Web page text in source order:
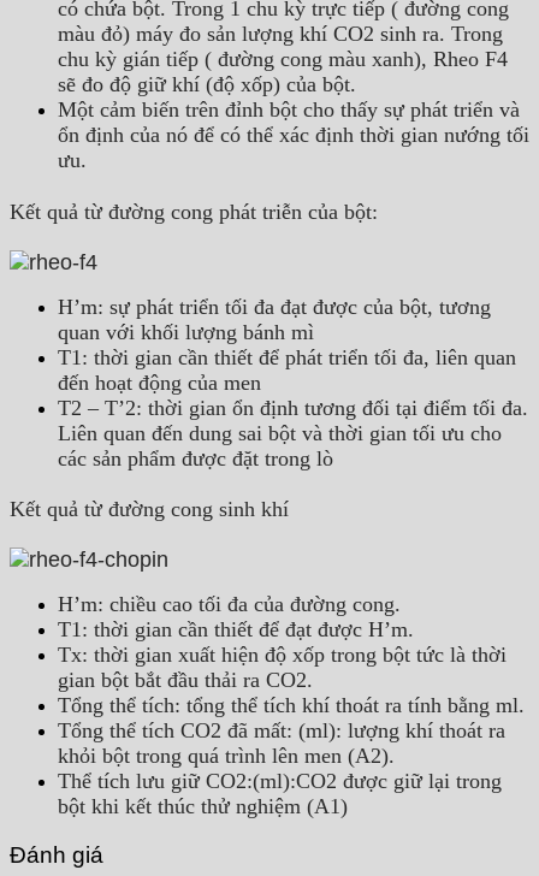
có chứa bột. Trong 1 chu kỳ trực tiếp ( đường cong
màu đỏ) máy đo sản lượng khí CO2 sinh ra. Trong
chu kỳ gián tiếp ( đường cong màu xanh), Rheo F4
sẽ đo độ giữ khí (độ xốp) của bột.
Một cảm biến trên đỉnh bột cho thấy sự phát triển và
ổn định của nó để có thể xác định thời gian nướng tối
ưu.
Kết quả từ đường cong phát triễn của bột:
H’m: sự phát triển tối đa đạt được của bột, tương
quan với khối lượng bánh mì
T1: thời gian cần thiết để phát triển tối đa, liên quan
đến hoạt động của men
T2 – T’2: thời gian ổn định tương đối tại điểm tối đa.
Liên quan đến dung sai bột và thời gian tối ưu cho
các sản phẩm được đặt trong lò
Kết quả từ đường cong sinh khí
H’m: chiều cao tối đa của đường cong.
T1: thời gian cần thiết để đạt được H’m.
Tx: thời gian xuất hiện độ xốp trong bột tức là thời
gian bột bắt đầu thải ra CO2.
Tổng thể tích: tổng thể tích khí thoát ra tính bằng ml.
Tổng thể tích CO2 đã mất: (ml): lượng khí thoát ra
khỏi bột trong quá trình lên men (A2).
Thể tích lưu giữ CO2:(ml):CO2 được giữ lại trong
bột khi kết thúc thử nghiệm (A1)
Đánh giá